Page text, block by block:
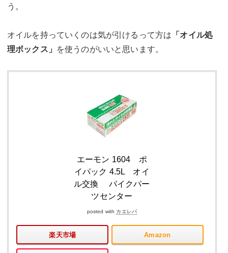
う。
オイルを持っていくのは気が引けるって方は 「オイル処
理ボックス」 を使うのがいいと思います。
エーモン 1604 ポ
イパック 4.5L オイ
ル交換 バイクパー
ツセンター
posted with カエレバ
楽天市場 Amazon